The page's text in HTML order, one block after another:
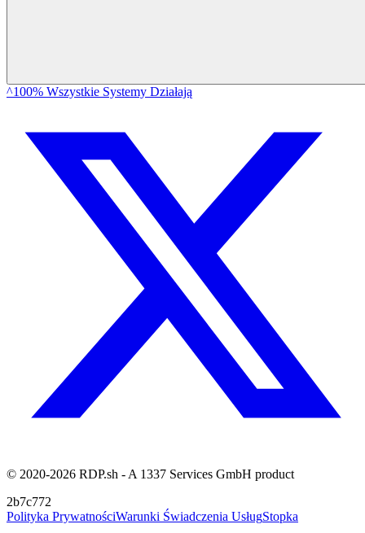
^100% Wszystkie Systemy Działają
© 2020-2026 RDP.sh - A 1337 Services GmbH product
2b7c772
Polityka PrywatnościWarunki Świadczenia UsługStopka